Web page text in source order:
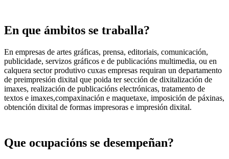
En que ámbitos se traballa?
En empresas de artes gráficas, prensa, editoriais, comunicación,
publicidade, servizos gráficos e de publicacións multimedia, ou en
calquera sector produtivo cuxas empresas requiran un departamento
de preimpresión dixital que poida ter sección de dixitalización de
imaxes, realización de publicacións electrónicas, tratamento de
textos e imaxes,compaxinación e maquetaxe, imposición de páxinas,
obtención dixital de formas impresoras e impresión dixital.
Que ocupacións se desempeñan?